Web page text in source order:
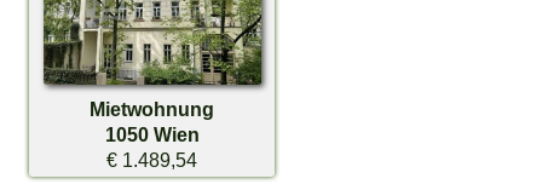
Mietwohnung
1050 Wien
€ 1.489,54